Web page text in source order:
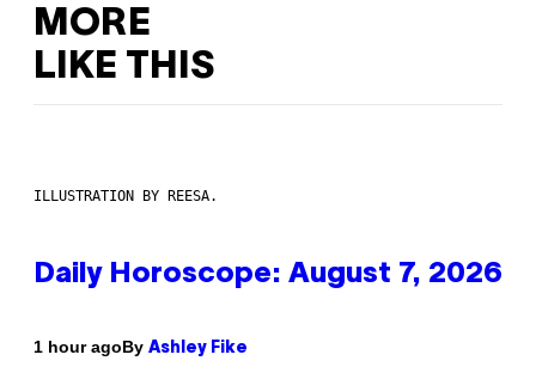
MORE
LIKE THIS
ILLUSTRATION BY REESA.
Daily Horoscope: August 7, 2026
1 hour agoBy Ashley Fike